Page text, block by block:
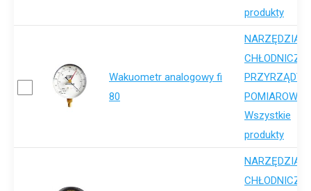
produkty
Wakuometr analogowy fi
80
NARZĘDZIA
CHŁODNICZE
PRZYRZĄDY
POMIAROWE
Wszystkie
produkty
NARZĘDZIA
CHŁODNICZE